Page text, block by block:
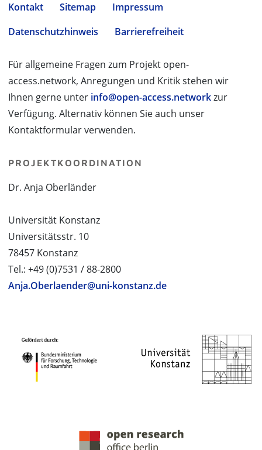
Kontakt Sitemap
Impressum
Datenschutzhinweis
Barrierefreiheit
Für allgemeine Fragen zum Projekt open-
access.network, Anregungen und Kritik stehen wir
Ihnen gerne unter info@open-access.networkzur
Verfügung. Alternativ können Sie auch unser
Kontaktformular verwenden.
PROJEKTKOORDINATION
Dr. Anja Oberländer
Universität Konstanz
Universitätsstr. 10
78457 Konstanz
Tel.: +49 (0)7531 / 88-2800
Anja.Oberlaender@uni-konstanz.de